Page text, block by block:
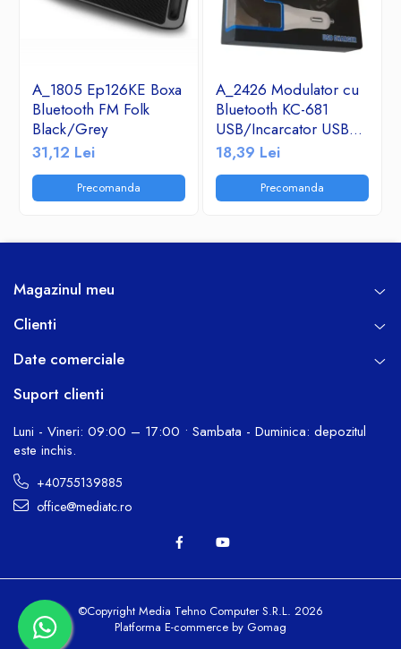
A_1805 Ep126KE Boxa
Bluetooth FM Folk
Black/Grey
31,12 Lei
Precomanda
A_2426 Modulator cu
Bluetooth KC-681
USB/Incarcator USB
2.1A/TF/FM Radio
18,39 Lei
Precomanda
Magazinul meu
Clienti
Date comerciale
Suport clienti
Luni - Vineri: 09:00 – 17:00 • Sambata - Duminica: depozitul
este inchis.
+40755139885
office@mediatc.ro
©Copyright Media Tehno Computer S.R.L. 2026
Platforma E-commerce by Gomag